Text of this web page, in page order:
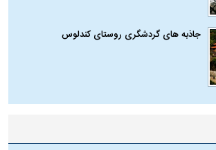
جاذبه های گردشگری روستای کندلوس